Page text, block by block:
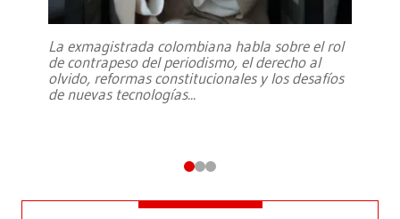
La exmagistrada colombiana habla sobre el rol
de contrapeso del periodismo, el derecho al
olvido, reformas constitucionales y los desafíos
de nuevas tecnologías...